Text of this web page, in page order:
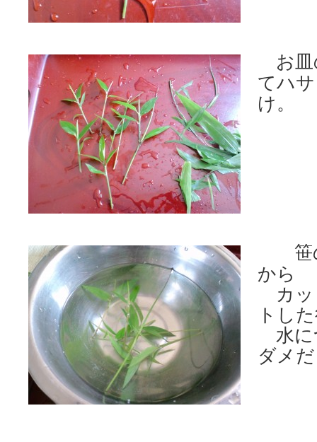
お皿
てハ
け。
笹
から
カッ
トし
水に
ダメ